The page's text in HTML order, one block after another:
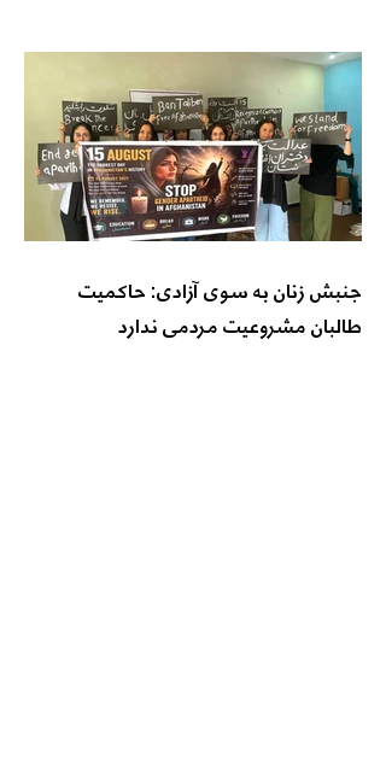
جنبش زنان به سوی آزادی: حاکمیت
طالبان مشروعیت مردمی ندارد